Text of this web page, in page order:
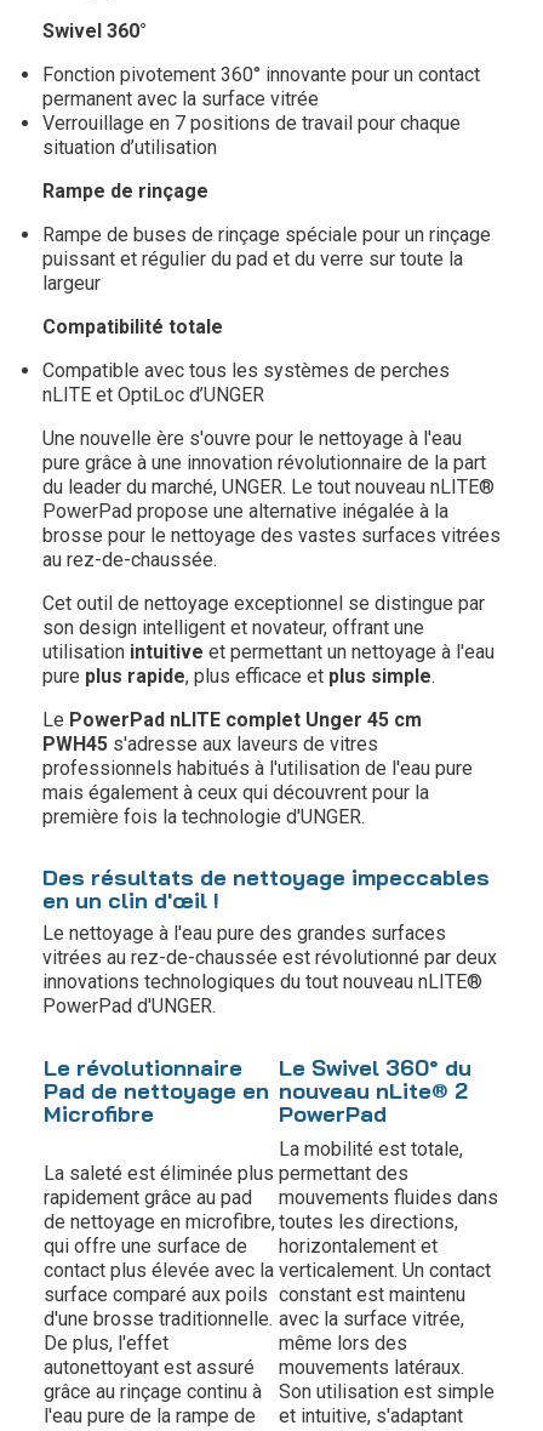
Swivel 360°
Fonction pivotement 360° innovante pour un contact
permanent avec la surface vitrée
Verrouillage en 7 positions de travail pour chaque
situation d’utilisation
Rampe de rinçage
Rampe de buses de rinçage spéciale pour un rinçage
puissant et régulier du pad et du verre sur toute la
largeur
Compatibilité totale
Compatible avec tous les systèmes de perches
nLITE et OptiLoc d’UNGER
Une nouvelle ère s'ouvre pour le nettoyage à l'eau
pure grâce à une innovation révolutionnaire de la part
du leader du marché, UNGER. Le tout nouveau nLITE®
PowerPad propose une alternative inégalée à la
brosse pour le nettoyage des vastes surfaces vitrées
au rez-de-chaussée.
Cet outil de nettoyage exceptionnel se distingue par
son design intelligent et novateur, offrant une
utilisation intuitive et permettant un nettoyage à l'eau
pure plus rapide, plus efficace et plus simple.
Le PowerPad nLITE complet Unger 45 cm
PWH45 s'adresse aux laveurs de vitres
professionnels habitués à l'utilisation de l'eau pure
mais également à ceux qui découvrent pour la
première fois la technologie d'UNGER.
Des résultats de nettoyage impeccables
en un clin d'œil !
Le nettoyage à l'eau pure des grandes surfaces
vitrées au rez-de-chaussée est révolutionné par deux
innovations technologiques du tout nouveau nLITE®
PowerPad d'UNGER.
Le révolutionnaire
Pad de nettoyage en
Microfibre
Le Swivel 360° du
nouveau nLite® 2
PowerPad
La saleté est éliminée plus
rapidement grâce au pad
de nettoyage en microfibre,
qui offre une surface de
contact plus élevée avec la
surface comparé aux poils
d'une brosse traditionnelle.
De plus, l'effet
autonettoyant est assuré
grâce au rinçage continu à
l'eau pure de la rampe de
La mobilité est totale,
permettant des
mouvements fluides dans
toutes les directions,
horizontalement et
verticalement. Un contact
constant est maintenu
avec la surface vitrée,
même lors des
mouvements latéraux.
Son utilisation est simple
et intuitive, s'adaptant